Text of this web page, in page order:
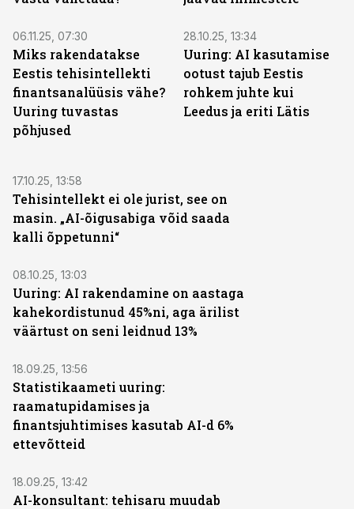
06.11.25, 07:30
Miks rakendatakse
Eestis tehisintellekti
finantsanalüüsis vähe?
Uuring tuvastas
põhjused
28.10.25, 13:34
Uuring: AI kasutamise
ootust tajub Eestis
rohkem juhte kui
Leedus ja eriti Lätis
17.10.25, 13:58
Tehisintellekt ei ole jurist, see on
masin. „AI-õigusabiga võid saada
kalli õppetunni“
08.10.25, 13:03
Uuring: AI rakendamine on aastaga
kahekordistunud 45%ni, aga ärilist
väärtust on seni leidnud 13%
18.09.25, 13:56
Statistikaameti uuring:
raamatupidamises ja
finantsjuhtimises kasutab AI-d 6%
ettevõtteid
18.09.25, 13:42
AI-konsultant: tehisaru muudab